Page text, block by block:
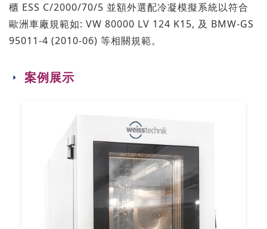
櫃 ESS C/2000/70/5 並額外選配冷凝模擬系統以符合
歐洲車廠規範如: VW 80000 LV 124 K15, 及 BMW-GS
95011-4 (2010-06) 等相關規範。
案例展示